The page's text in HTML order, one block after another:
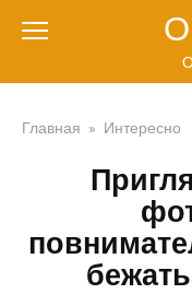
О
Главная » Интересно